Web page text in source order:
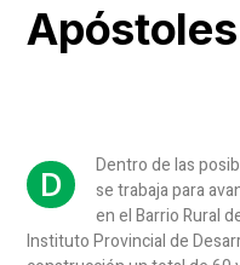
Apóstoles
D
Dentro de las
se trabaja para
en el Barrio Rural
Instituto Provincial de